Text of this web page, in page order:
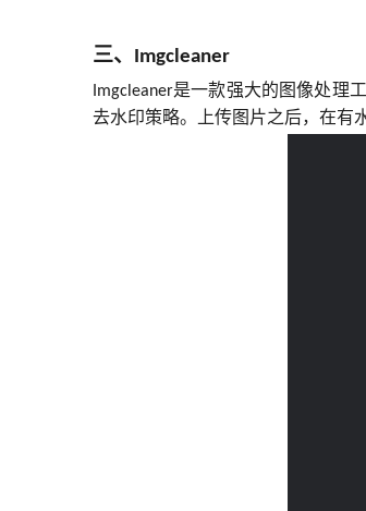
三、 Imgcleaner
Imgcleaner是一款强大的图像处理
去水印策略。上传图片之后，在有